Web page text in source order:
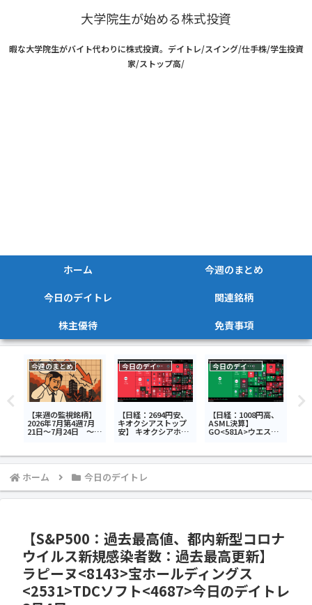
大学院生が始める株式投資
暇な大学院生がバイト代わりに株式投資。デイトレ/スイング/仕手株/学生投資
家/ストップ高/
ホーム
今週のまとめ
今日のデイトレ
関連銘柄
株主優待
免責事項
9
今週のまとめ
【来週の監視銘柄】
2026年7月第4週7月
21日～7月24日 ～荒
今日のデイトレ
【日経：2694円安、
キオクシアストップ
安】 キオクシアホー
ルディングス
<3382>NEXT
NOTES 韓国
KOSPI・ベア
ETN<2034>今日のデ
イトレ7月17日
今日のデイトレ
【日経：1008円高、
ASML決算】
GO<581A>ウエスト
<7888>今日のデイト
レ7月15日
ホーム 今日のデイトレ
【S&P500：過去最高値、都内新型コロナ
ウイルス新規感染者数：過去最高更新】
ラピーヌ<8143>宝ホールディングス
<2531>TDCソフト<4687>今日のデイトレ